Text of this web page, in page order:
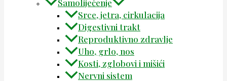
Samoliječenje
Srce, jetra, cirkulacija
Digestivni trakt
Reproduktivno zdravlje
Uho, grlo, nos
Kosti, zglobovi i mišići
Nervni sistem